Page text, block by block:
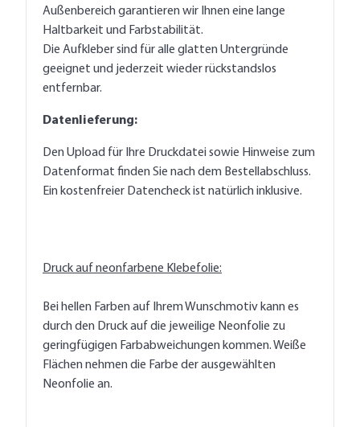
Außenbereich garantieren wir Ihnen eine lange
Haltbarkeit und Farbstabilität.
Die Aufkleber sind für alle glatten Untergründe
geeignet und jederzeit wieder rückstandslos
entfernbar.
Datenlieferung:
Den Upload für Ihre Druckdatei sowie Hinweise zum
Datenformat finden Sie nach dem Bestellabschluss.
Ein kostenfreier Datencheck ist natürlich inklusive.
Druck auf neonfarbene Klebefolie:
Bei hellen Farben auf Ihrem Wunschmotiv kann es
durch den Druck auf die jeweilige Neonfolie zu
geringfügigen Farbabweichungen kommen. Weiße
Flächen nehmen die Farbe der ausgewählten
Neonfolie an.